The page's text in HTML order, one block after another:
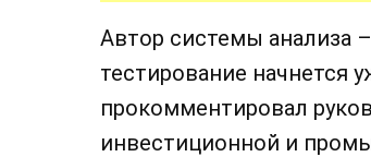
Автор системы анализа
тестирование начнется
прокомментировал
инвестиционной и